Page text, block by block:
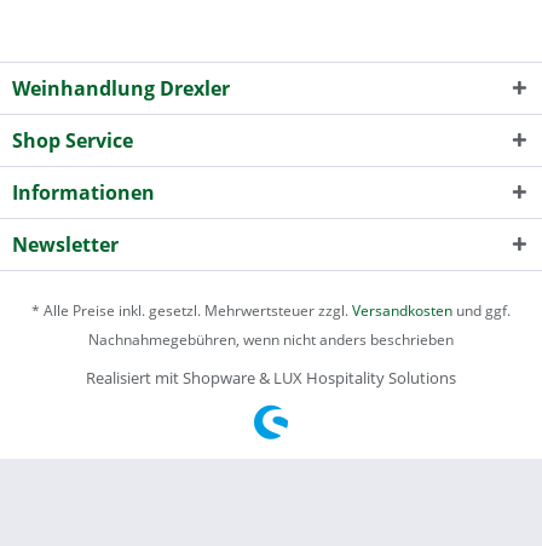
Weinhandlung Drexler
Shop Service
Informationen
Newsletter
* Alle Preise inkl. gesetzl. Mehrwertsteuer zzgl.Versandkosten und ggf.
Nachnahmegebühren, wenn nicht anders beschrieben
Realisiert mit Shopware & LUX Hospitality Solutions